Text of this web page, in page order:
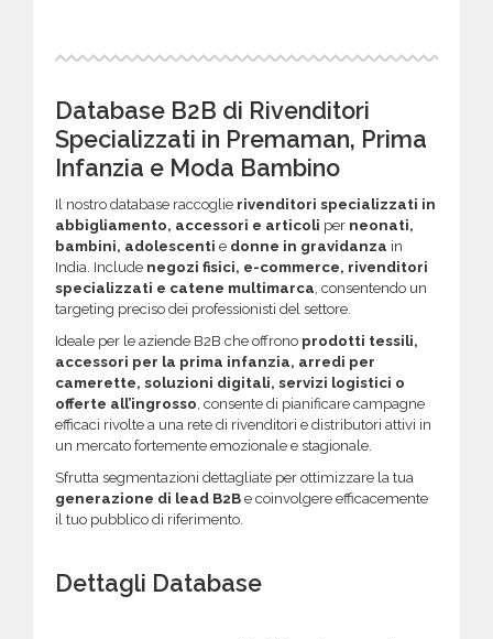
Database B2B di Rivenditori
Specializzati in Premaman, Prima
Infanzia e Moda Bambino
Il nostro database raccoglie rivenditori specializzati in
abbigliamento, accessori e articoli per neonati,
bambini, adolescenti e donne in gravidanza in
India. Include negozi fisici, e-commerce, rivenditori
specializzati e catene multimarca, consentendo un
targeting preciso dei professionisti del settore.
Ideale per le aziende B2B che offrono prodotti tessili,
accessori per la prima infanzia, arredi per
camerette, soluzioni digitali, servizi logistici o
offerte all’ingrosso, consente di pianificare campagne
efficaci rivolte a una rete di rivenditori e distributori attivi in
un mercato fortemente emozionale e stagionale.
Sfrutta segmentazioni dettagliate per ottimizzare la tua
generazione di lead B2B e coinvolgere efficacemente
il tuo pubblico di riferimento.
Dettagli Database